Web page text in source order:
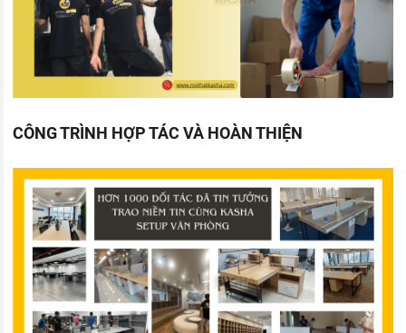
CÔNG TRÌNH HỢP TÁC VÀ HOÀN THIỆN